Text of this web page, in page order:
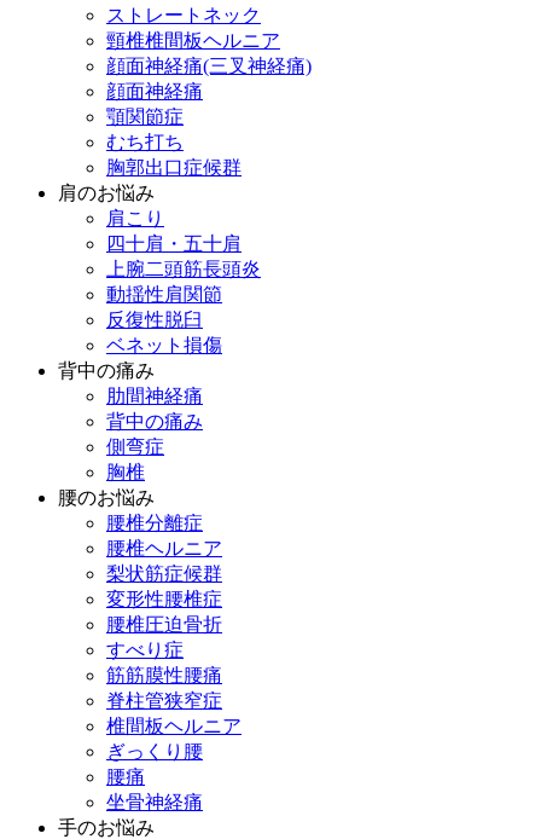
ストレートネック
頸椎椎間板ヘルニア
顔面神経痛(三叉神経痛)
顔面神経痛
顎関節症
むち打ち
胸郭出口症候群
肩のお悩み
肩こり
四十肩・五十肩
上腕二頭筋長頭炎
動揺性肩関節
反復性脱臼
ベネット損傷
背中の痛み
肋間神経痛
背中の痛み
側弯症
胸椎
腰のお悩み
腰椎分離症
腰椎ヘルニア
梨状筋症候群
変形性腰椎症
腰椎圧迫骨折
すべり症
筋筋膜性腰痛
脊柱管狭窄症
椎間板ヘルニア
ぎっくり腰
腰痛
坐骨神経痛
手のお悩み